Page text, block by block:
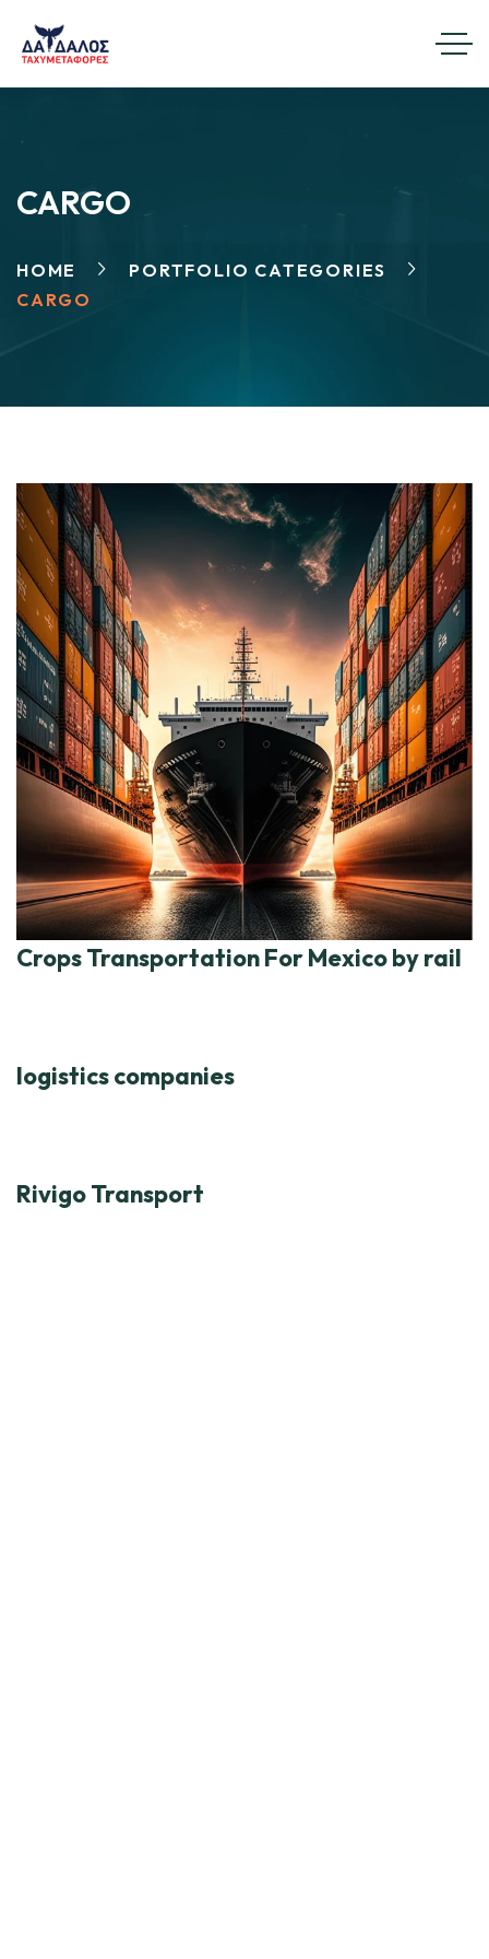
CARGO
HOME
PORTFOLIO CATEGORIES
CARGO
Crops Transportation For Mexico by rail
logistics companies
Rivigo Transport